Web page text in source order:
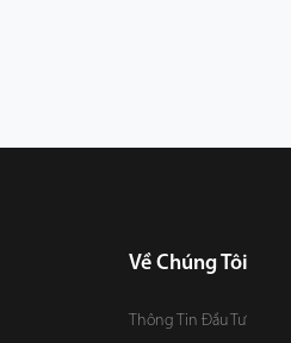
Về Chúng Tôi
Thông Tin Đầu Tư